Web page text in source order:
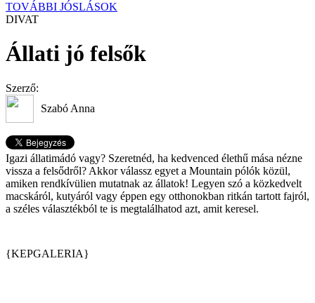
TOVÁBBI JÓSLÁSOK
DIVAT
Állati jó felsők
Szerző:
Szabó Anna
Igazi állatimádó vagy? Szeretnéd, ha kedvenced élethű mása nézne
vissza a felsődről? Akkor válassz egyet a Mountain pólók közül,
amiken rendkívülien mutatnak az állatok! Legyen szó a közkedvelt
macskáról, kutyáról vagy éppen egy otthonokban ritkán tartott fajról,
a széles választékból te is megtalálhatod azt, amit keresel.
{KEPGALERIA}